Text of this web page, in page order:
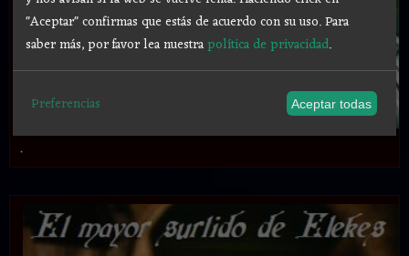
.
"Aceptar" confirmas que estás de acuerdo con su uso.Para
saber más, por favor lea nuestrapolítica de privacidad.
Preferencias Aceptar todas